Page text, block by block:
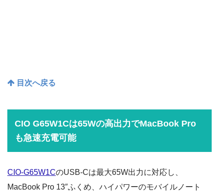
目次へ戻る
CIO G65W1Cは65Wの高出力でMacBook Pro
も急速充電可能
CIO-G65W1CのUSB-Cは最大65W出力に対応し、
MacBook Pro 13″ふくめ、ハイパワーのモバイルノート